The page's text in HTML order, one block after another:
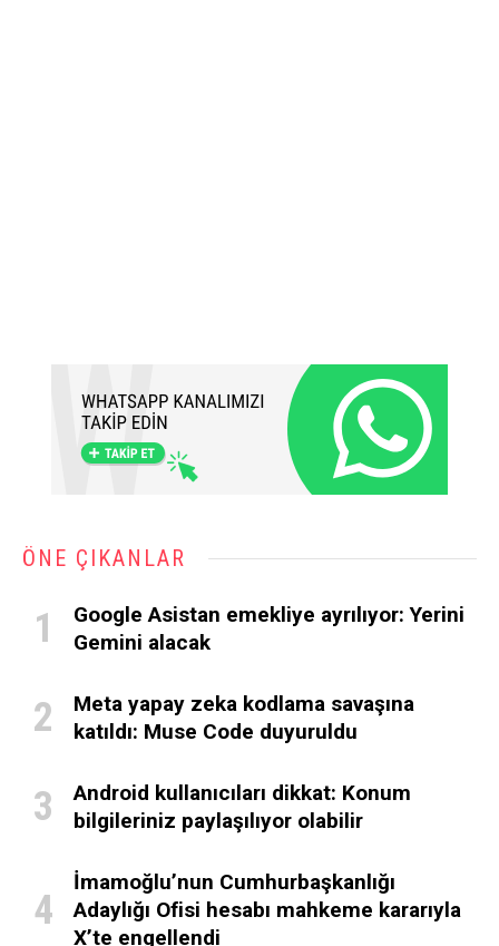
ÖNE ÇIKANLAR
Google Asistan emekliye ayrılıyor: Yerini
Gemini alacak
Meta yapay zeka kodlama savaşına
katıldı: Muse Code duyuruldu
Android kullanıcıları dikkat: Konum
bilgileriniz paylaşılıyor olabilir
İmamoğlu’nun Cumhurbaşkanlığı
Adaylığı Ofisi hesabı mahkeme kararıyla
X’te engellendi